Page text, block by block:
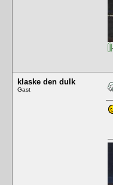
klaske den dulk
Gast